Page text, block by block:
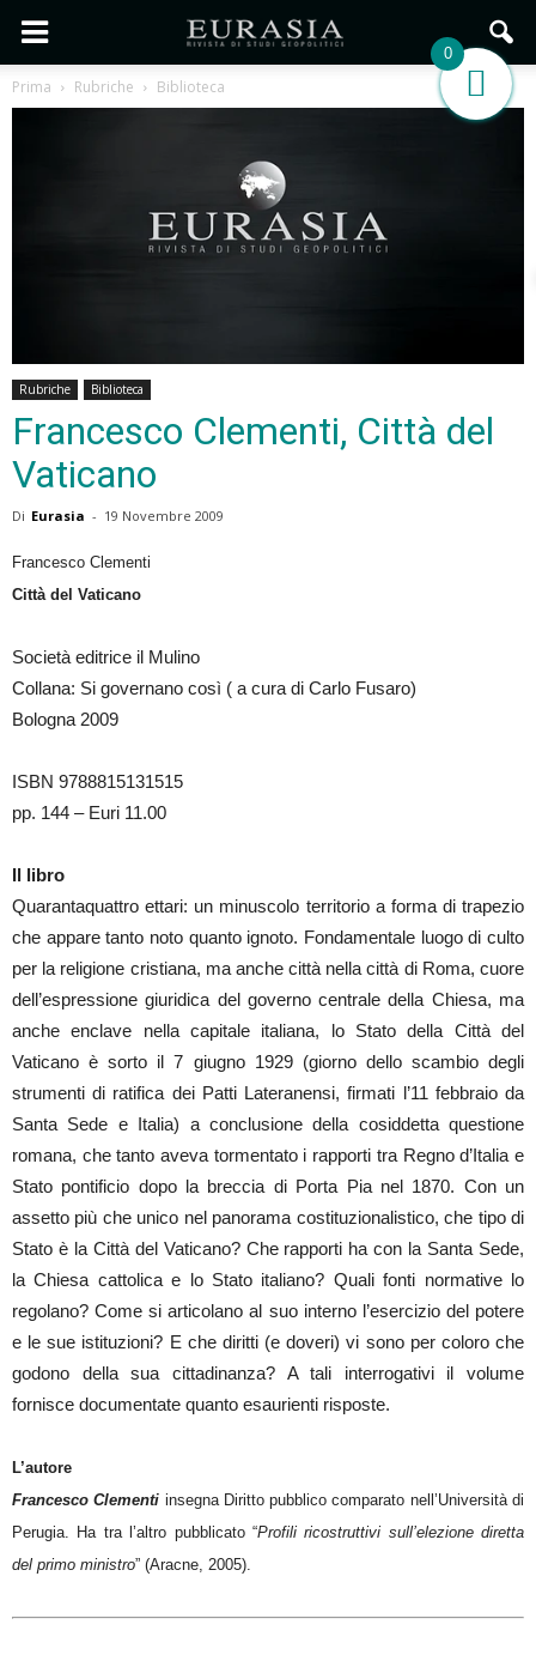
Prima Rubriche Biblioteca
Rubriche Biblioteca
Francesco Clementi, Città del
Vaticano
Di Eurasia - 19 Novembre 2009
Francesco Clementi
Città del Vaticano
Società editrice il Mulino
Collana: Si governano così ( a cura di Carlo Fusaro)
Bologna 2009
ISBN 9788815131515
pp. 144 – Euri 11.00
Il libro
Quarantaquattro ettari: un minuscolo territorio a forma di trapezio
che appare tanto noto quanto ignoto. Fondamentale luogo di culto
per la religione cristiana, ma anche città nella città di Roma, cuore
dell’espressione giuridica del governo centrale della Chiesa, ma
anche enclave nella capitale italiana, lo Stato della Città del
Vaticano è sorto il 7 giugno 1929 (giorno dello scambio degli
strumenti di ratifica dei Patti Lateranensi, firmati l’11 febbraio da
Santa Sede e Italia) a conclusione della cosiddetta questione
romana, che tanto aveva tormentato i rapporti tra Regno d’Italia e
Stato pontificio dopo la breccia di Porta Pia nel 1870. Con un
assetto più che unico nel panorama costituzionalistico, che tipo di
Stato è la Città del Vaticano? Che rapporti ha con la Santa Sede,
la Chiesa cattolica e lo Stato italiano? Quali fonti normative lo
regolano? Come si articolano al suo interno l’esercizio del potere
e le sue istituzioni? E che diritti (e doveri) vi sono per coloro che
godono della sua cittadinanza? A tali interrogativi il volume
fornisce documentate quanto esaurienti risposte.
L’autore
Francesco Clementi insegna Diritto pubblico comparato nell’Università di
Perugia. Ha tra l’altro pubblicato “Profili ricostruttivi sull’elezione diretta
del primo ministro” (Aracne, 2005).
0